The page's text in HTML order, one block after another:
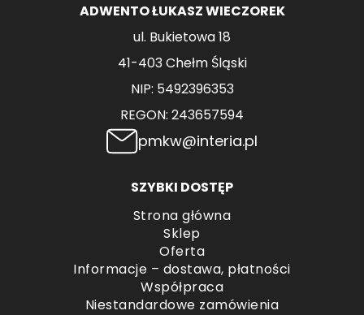
ADWENTO ŁUKASZ WIECZOREK
ul. Bukietowa 18
41-403 Chełm Śląski
NIP: 5492396353
REGON: 243657594
pmkw@interia.pl
SZYBKI DOSTĘP
Strona główna
Sklep
Oferta
Informacje – dostawa, płatności
Współpraca
Niestandardowe zamówienia